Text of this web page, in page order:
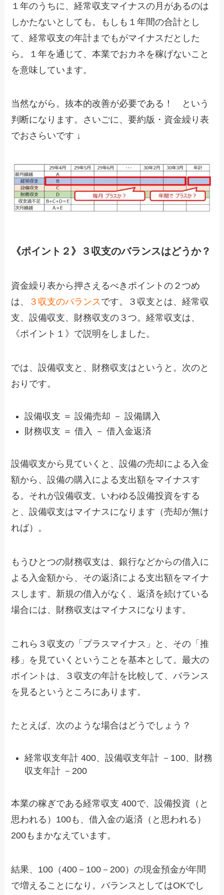
１年のうちに、経常収支マイナスの月があるのは
しかたないとしても。もしも１年間の合計とし
て、経常収支の年計までもがマイナスだとした
ら。１年を通じて、本業でおカネを稼げないこと
を意味しています。
当然ながら。抜本的改善が必要である！ という
判断になります。さいごに、要約版・資金繰り表
でおさらいです ↓
《ポイント２》３収支のバランスはどうか？
資金繰り表から押さえるべきポイントの２つめ
は、
３収支のバランスです。３収支とは、経常収
支、設備収支、財務収支の３つ。経常収支は、
《ポイント１》で説明をしました。
では、設備収支と、財務収支はというと。次のと
おりです。
設備収支 ＝ 設備売却 － 設備購入
財務収支 ＝ 借入 － 借入金返済
設備収支から見ていくと、設備の売却による入金
額から、設備の購入による支出額をマイナスす
る。それが設備収支。いわゆる設備投資をする
と、設備収支はマイナスになります（売却が無け
れば）。
もうひとつの財務収支は、銀行などからの借入に
よる入金額から、その返済による支出額をマイナ
スします。新規の借入がなく、返済を続けている
場合には、財務収支はマイナスになります。
これら３収支の「プラスマイナス」と、その「推
移」を見ていくということを基本として。最大の
ポイントは、３収支の年計を比較して、バランス
を見るというところにあります。
たとえば、次のような場合はどうでしょう？
経常収支年計 400、設備収支年計 －100、財務
収支年計 －200
本業の稼ぎである経常収支 400で、設備投資（と
思われる）100も、借入金の返済（と思われる）
200もまかなえています。
結果、100（400－100－200）の現金預金が年間
で増えることになり。バランスとしてはOKでし